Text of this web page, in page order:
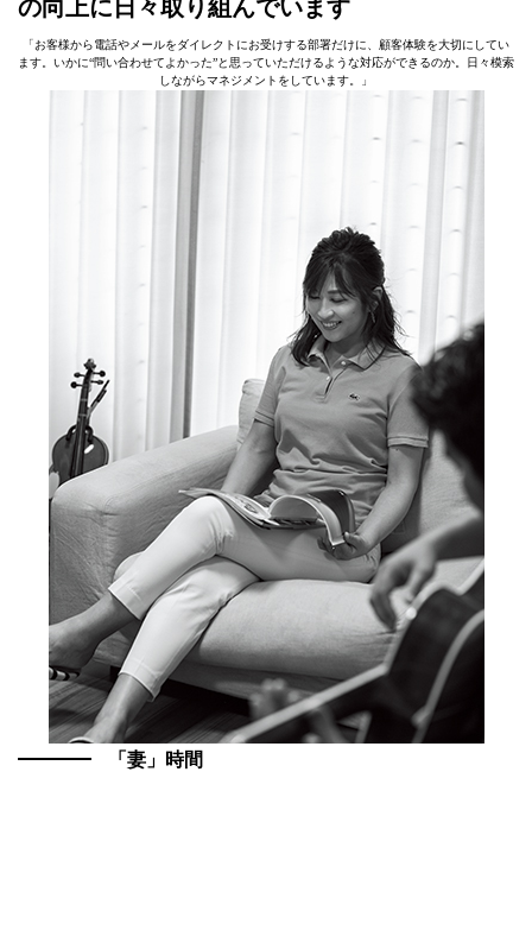
の向上に日々取り組んでいます
「お客様から電話やメールをダイレクトにお受けする部署だけに、顧客体験を大切にしてい
ます。いかに“問い合わせてよかった”と思っていただけるような対応ができるのか。日々模索
しながらマネジメントをしています。」
「妻」時間